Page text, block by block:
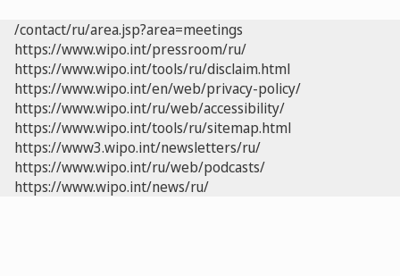
/contact/ru/area.jsp?area=meetings
https://www.wipo.int/pressroom/ru/
https://www.wipo.int/tools/ru/disclaim.html
https://www.wipo.int/en/web/privacy-policy/
https://www.wipo.int/ru/web/accessibility/
https://www.wipo.int/tools/ru/sitemap.html
https://www3.wipo.int/newsletters/ru/
https://www.wipo.int/ru/web/podcasts/
https://www.wipo.int/news/ru/